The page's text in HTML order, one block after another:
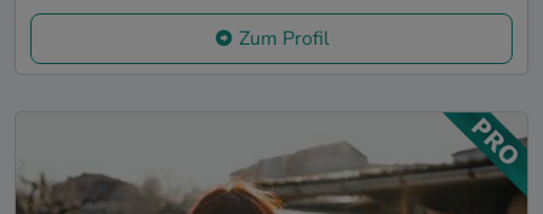
Zum Profil